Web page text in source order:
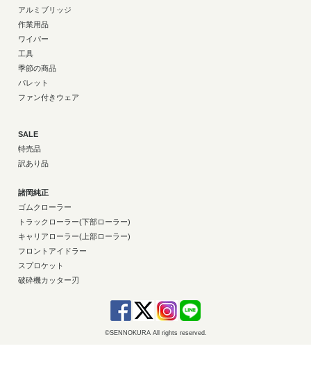
アルミブリッジ
作業用品
ワイパー
工具
季節の商品
パレット
ファン付きウェア
SALE
特売品
訳あり品
諸岡純正
ゴムクローラー
トラックローラー(下部ローラー)
キャリアローラー(上部ローラー)
フロントアイドラー
スプロケット
破砕機カッター刃
©SENNOKURA All rights reserved.